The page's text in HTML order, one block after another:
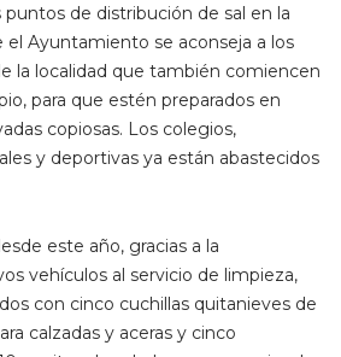
de distribución de sal en la
el Ayuntamiento se aconseja a los
la localidad que también comiencen
para que estén preparados en
copiosas. Los colegios,
y deportivas ya están abastecidos
este año, gracias a la
vehículos al servicio de limpieza,
con cinco cuchillas quitanieves de
calzadas y aceras y cinco